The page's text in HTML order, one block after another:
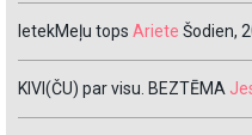
IetekMeļu tops Ariete Šodien,
KIVI(ČU) par visu. BEZTĒMA